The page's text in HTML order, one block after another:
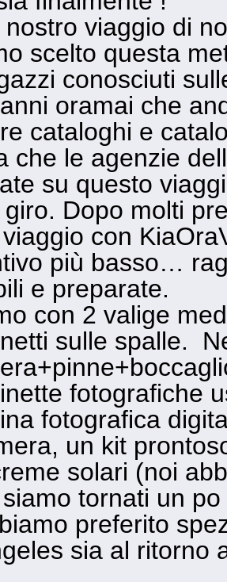
nostro viaggio di
scelto questa
conosciuti
oramai che
cataloghi e
che le agenzie
su questo
Dopo molti
con
più basso…
e preparate.
con 2 valige
sulle spalle.
fotografiche
fotografica
un kit
solari (noi
tornati un
preferito
sia al ritorno